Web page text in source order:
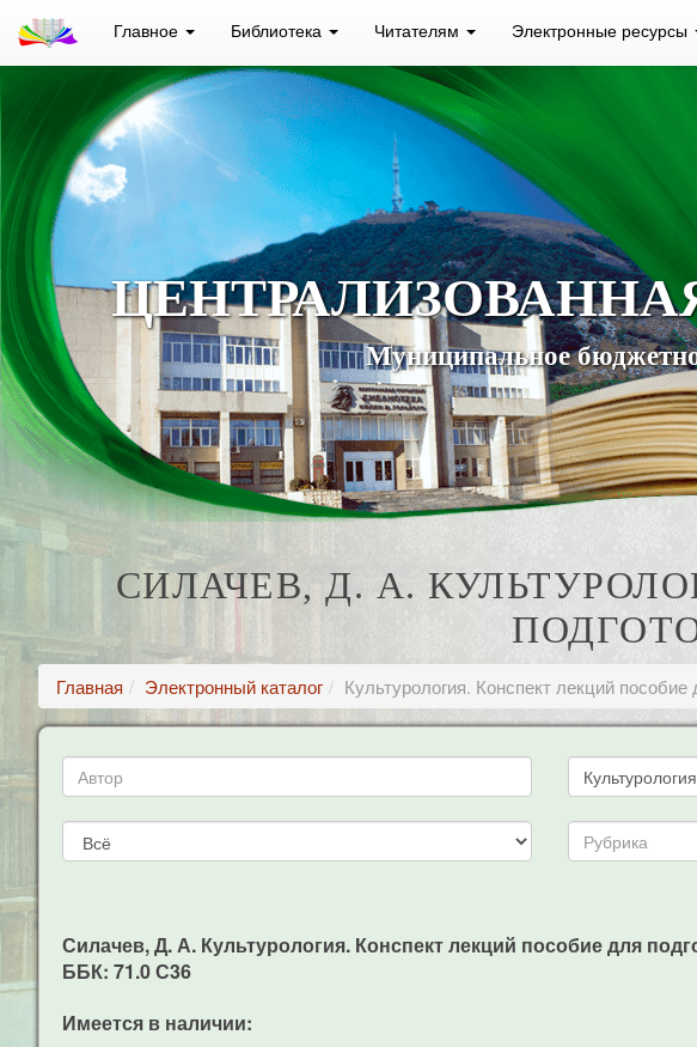
Главное Библиотека Читателям Электронные ресурсы
Муниципальное
СИЛАЧЕВ, Д. А.
Главная Электронный каталог Культурология. Конспект лекций
Силачев, Д. А. Культурология. Конспект лекций пособие для
ББК: 71.0 С36
Имеется в наличии: